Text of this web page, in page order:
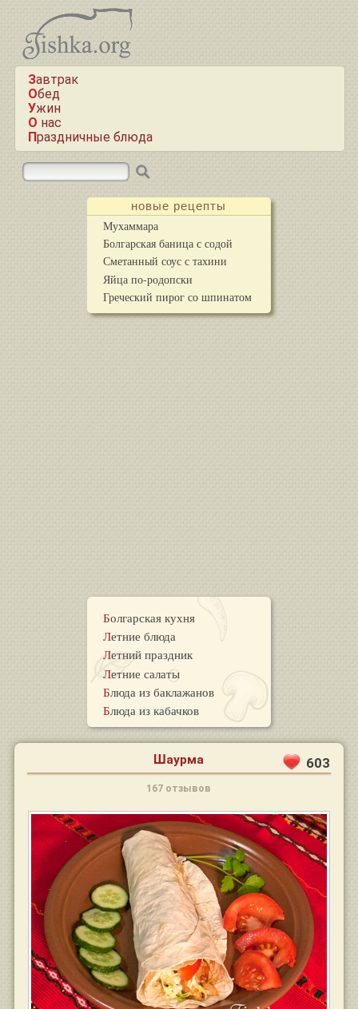
Завтрак
Обед
Ужин
О нас
Праздничные блюда
новые рецепты
Мухаммара
Болгарская баница с содой
Сметанный соус с тахини
Яйца по-родопски
Греческий пирог со шпинатом
Болгарская кухня
Летние блюда
Летний праздник
Летние салаты
Блюда из баклажанов
Блюда из кабачков
Шаурма 603
167 отзывов